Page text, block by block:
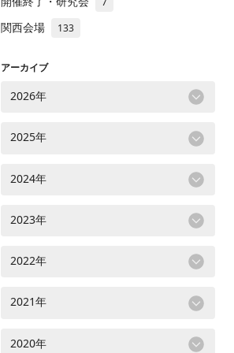
関西会場 133
アーカイブ
2026年
2025年
2024年
2023年
2022年
2021年
2020年